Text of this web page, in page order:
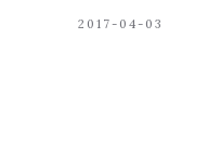
2017-04-03